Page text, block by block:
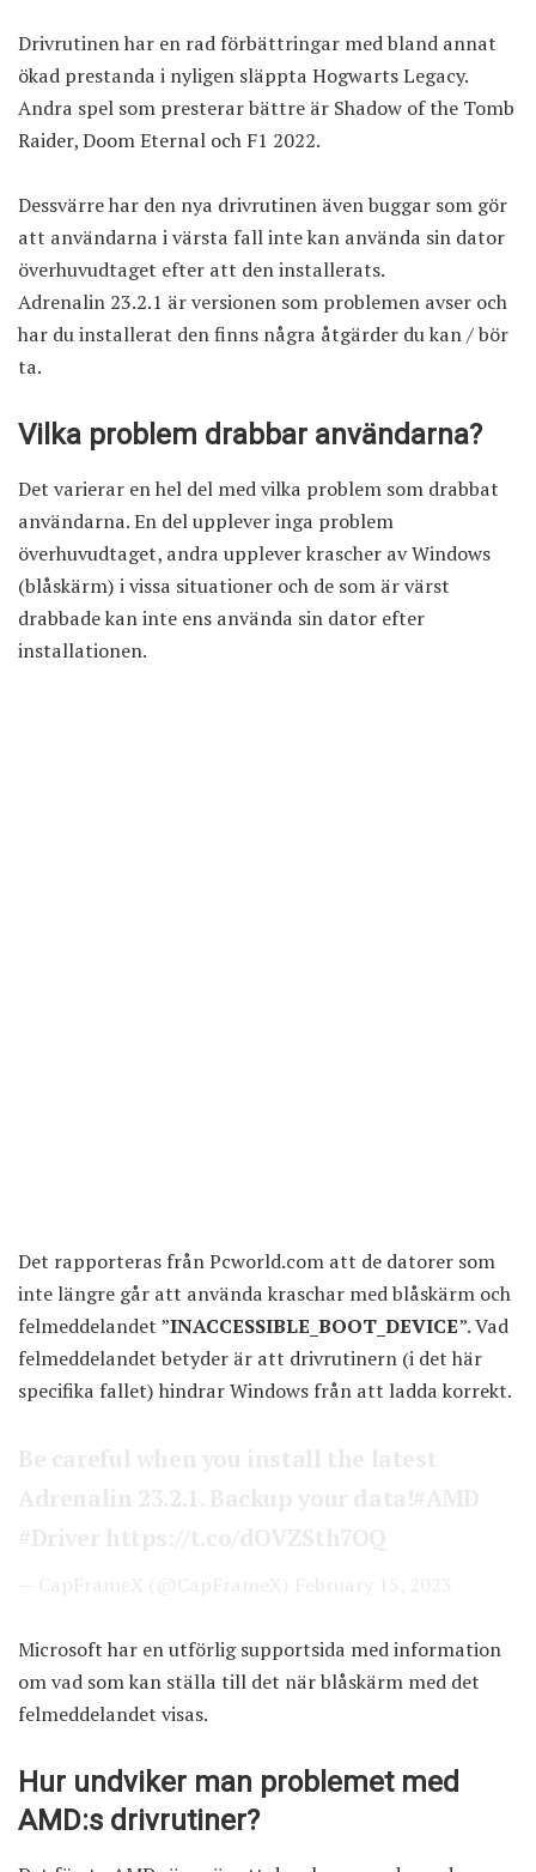
Drivrutinen har en rad förbättringar med bland annat
ökad prestanda i nyligen släppta Hogwarts Legacy.
Andra spel som presterar bättre är Shadow of the Tomb
Raider, Doom Eternal och F1 2022.
Dessvärre har den nya drivrutinen även buggar som gör
att användarna i värsta fall inte kan använda sin dator
överhuvudtaget efter att den installerats.
Adrenalin 23.2.1 är versionen som problemen avser och
har du installerat den finns några åtgärder du kan / bör
ta.
Vilka problem drabbar användarna?
Det varierar en hel del med vilka problem som drabbat
användarna. En del upplever inga problem
överhuvudtaget, andra upplever krascher av Windows
(blåskärm) i vissa situationer och de som är värst
drabbade kan inte ens använda sin dator efter
installationen.
Det rapporteras frånPcworld.com att de datorer som
inte längre går att använda kraschar med blåskärm och
felmeddelandet ”INACCESSIBLE_BOOT_DEVICE”. Vad
felmeddelandet betyder är att drivrutinern (i det här
specifika fallet) hindrar Windows från att ladda korrekt.
Microsoft har enutförlig supportsida med information
om vad som kan ställa till det när blåskärm med det
felmeddelandet visas.
Hur undviker man problemet med
AMD:s drivrutiner?